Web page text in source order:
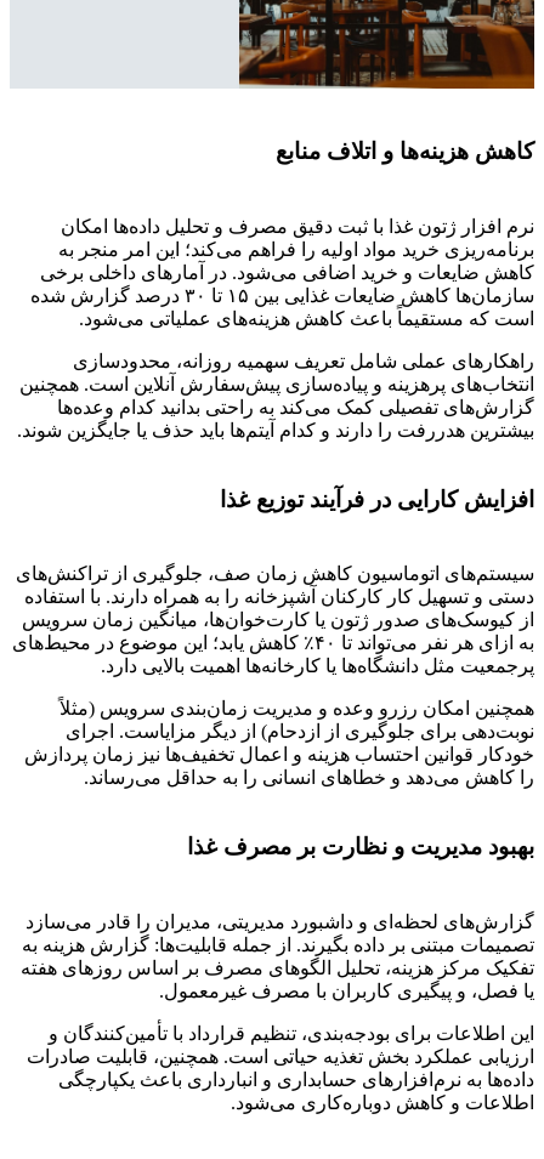
کاهش هزینه‌ها و اتلاف منابع
نرم افزار ژتون غذا با ثبت دقیق مصرف و تحلیل داده‌ها امکان
برنامه‌ریزی خرید مواد اولیه را فراهم می‌کند؛ این امر منجر به
کاهش ضایعات و خرید اضافی می‌شود. در آمارهای داخلی برخی
سازمان‌ها کاهش ضایعات غذایی بین ۱۵ تا ۳۰ درصد گزارش شده
است که مستقیماً باعث کاهش هزینه‌های عملیاتی می‌شود.
راهکارهای عملی شامل تعریف سهمیه روزانه، محدودسازی
انتخاب‌های پرهزینه و پیاده‌سازی پیش‌سفارش آنلاین است. همچنین
گزارش‌های تفصیلی کمک می‌کند به راحتی بدانید کدام وعده‌ها
بیشترین هدررفت را دارند و کدام آیتم‌ها باید حذف یا جایگزین شوند.
افزایش کارایی در فرآیند توزیع غذا
سیستم‌های اتوماسیون کاهش زمان صف، جلوگیری از تراکنش‌های
دستی و تسهیل کار کارکنان آشپزخانه را به همراه دارند. با استفاده
از کیوسک‌های صدور ژتون یا کارت‌خوان‌ها، میانگین زمان سرویس
به ازای هر نفر می‌تواند تا ۴۰٪ کاهش یابد؛ این موضوع در محیط‌های
پرجمعیت مثل دانشگاه‌ها یا کارخانه‌ها اهمیت بالایی دارد.
همچنین امکان رزرو وعده و مدیریت زمان‌بندی سرویس (مثلاً
نوبت‌دهی برای جلوگیری از ازدحام) از دیگر مزایاست. اجرای
خودکار قوانین احتساب هزینه و اعمال تخفیف‌ها نیز زمان پردازش
را کاهش می‌دهد و خطاهای انسانی را به حداقل می‌رساند.
بهبود مدیریت و نظارت بر مصرف غذا
گزارش‌های لحظه‌ای و داشبورد مدیریتی، مدیران را قادر می‌سازد
تصمیمات مبتنی بر داده بگیرند. از جمله قابلیت‌ها: گزارش هزینه به
تفکیک مرکز هزینه، تحلیل الگوهای مصرف بر اساس روزهای هفته
یا فصل، و پیگیری کاربران با مصرف غیرمعمول.
این اطلاعات برای بودجه‌بندی، تنظیم قرارداد با تأمین‌کنندگان و
ارزیابی عملکرد بخش تغذیه حیاتی است. همچنین، قابلیت صادرات
داده‌ها به نرم‌افزارهای حسابداری و انبارداری باعث یکپارچگی
اطلاعات و کاهش دوباره‌کاری می‌شود.